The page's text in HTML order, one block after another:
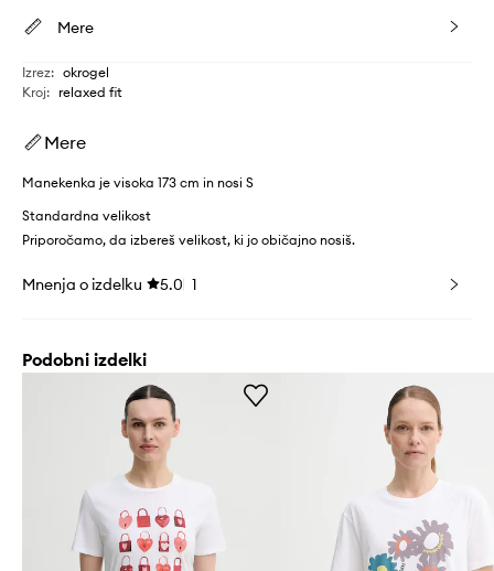
Mere
Izrez: okrogel
Kroj: relaxed fit
Mere
Manekenka je visoka 173 cm in nosi S
Standardna velikost
Priporočamo, da izbereš velikost, ki jo običajno nosiš.
Mnenja o izdelku 5.0 1
Podobni izdelki